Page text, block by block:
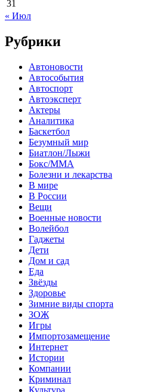
31
« Июл
Рубрики
Автоновости
Автособытия
Автоспорт
Автоэксперт
Актеры
Аналитика
Баскетбол
Безумный мир
Биатлон/Лыжи
Бокс/MMA
Болезни и лекарства
В мире
В России
Вещи
Военные новости
Волейбол
Гаджеты
Дети
Дом и сад
Еда
Звёзды
Здоровье
Зимние виды спорта
ЗОЖ
Игры
Импортозамещение
Интернет
Истории
Компании
Криминал
Культура